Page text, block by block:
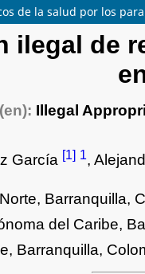
de la salud por los